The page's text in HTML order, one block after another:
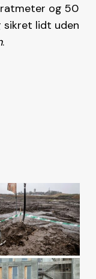
og 50
sikret lidt uden
.